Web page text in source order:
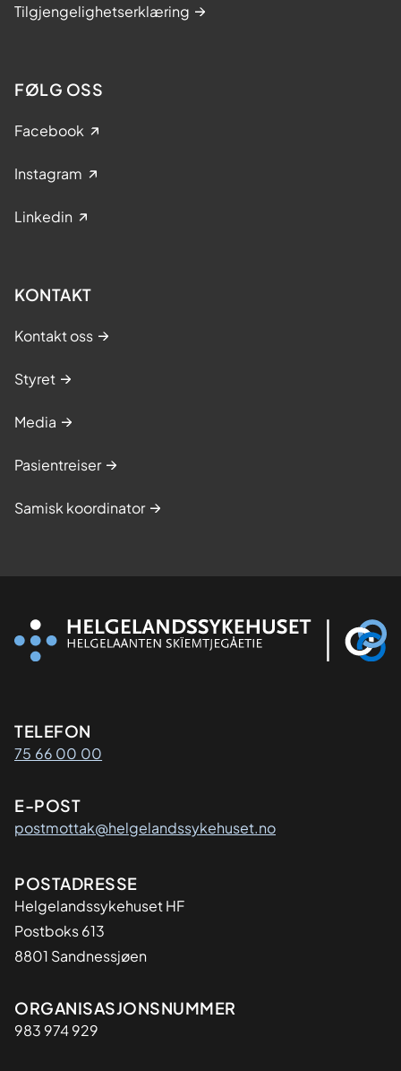
Tilgjengelighetserklæring
FØLG OSS
Facebook
Instagram
Linkedin
KONTAKT
Kontakt oss
Styret
Media
Pasientreiser
Samisk koordinator
Kontaktinformasjon
TELEFON
75 66 00 00
E-POST
postmottak@helgelandssykehuset.no
Adresse
POSTADRESSE
Helgelandssykehuset HF
Postboks 613
8801 Sandnessjøen
Organisasjon
ORGANISASJONSNUMMER
983 974 929